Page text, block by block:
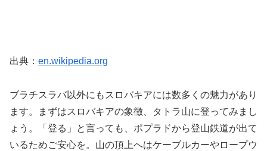
出典： en.wikipedia.org
ブラチスラバ以外にもスロバキアには数多くの魅力があり
ます。まずはスロバキアの象徴、タトラ山に登ってみまし
ょう。「登る」と言っても、ポプラドから登山鉄道が出て
いるためご安心を。山の頂上へはケーブルカーやロープウ